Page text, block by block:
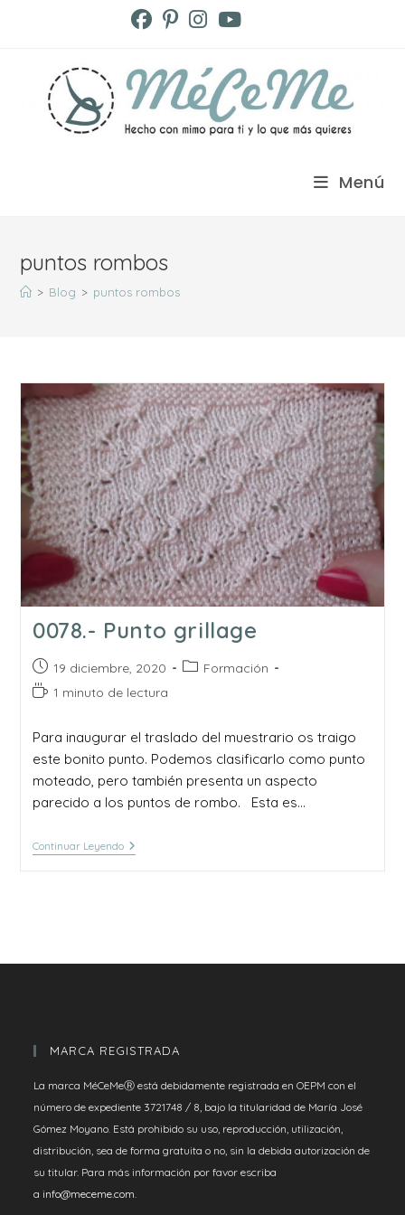
Menú
puntos rombos
> Blog > puntos rombos
0078.- Punto grillage
Publicación
de
19 diciembre, 2020
Categoría
Formación
Tiempo
lectura:
1 minuto de lectura
Para inaugurar el traslado del muestrario os traigo
este bonito punto. Podemos clasificarlo como punto
moteado, pero también presenta un aspecto
parecido a los puntos de rombo. Esta es…
Continuar Leyendo0078.-
MARCA REGISTRADA
La marca MéCeMeⓇ está debidamente registrada en OEPM con el
número de expediente 3721748 / 8, bajo la titularidad de María José
Gómez Moyano. Está prohibido su uso, reproducción, utilización,
distribución, sea de forma gratuita o no, sin la debida autorización de
su titular. Para más información por favor escriba
a info@meceme.com.